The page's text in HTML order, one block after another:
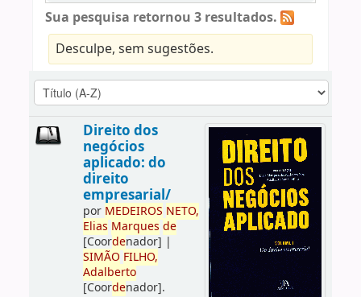
Sua pesquisa retornou 3 resultados.
Desculpe, sem sugestões.
Direito dos
negócios
aplicado: do
direito
empresarial/
por MEDEIROS NETO,
Elias Marques de
[Coordenador] |
SIMÃO FILHO,
Adalberto
[Coordenador].